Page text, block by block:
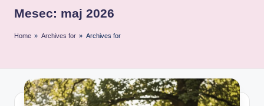
p
i
a
n
Mesec: maj 2026
Home » Archives for » Archives for